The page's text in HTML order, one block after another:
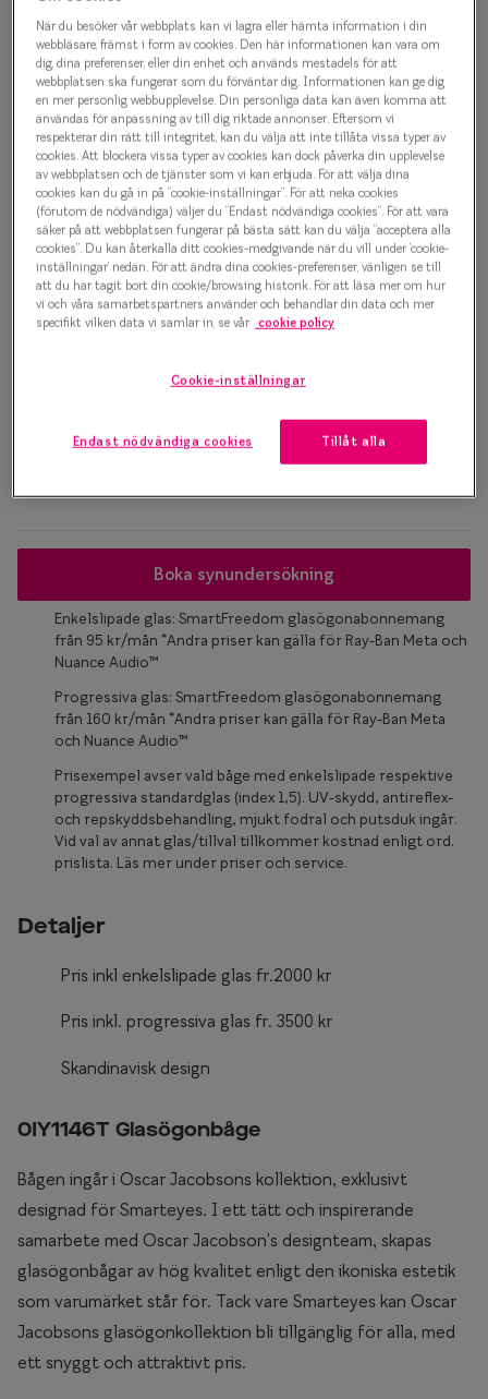
Taberg
Trender
Oscar Jacobson 0IY1146T 2
Glasögonbåge
1 500 kr
Välj färg:
Grå
120-126 mm
Boka synundersökning
Enkelslipade glas: SmartFreedom glasögonabonnemang
från 95 kr/mån *Andra priser kan gälla för Ray-Ban Meta och
Nuance Audio™
Progressiva glas: SmartFreedom glasögonabonnemang
från 160 kr/mån *Andra priser kan gälla för Ray-Ban Meta
och Nuance Audio™
Prisexempel avser vald båge med enkelslipade respektive
progressiva standardglas (index 1,5). UV-skydd, antireflex-
och repskyddsbehandling, mjukt fodral och putsduk ingår.
Vid val av annat glas/tillval tillkommer kostnad enligt ord.
prislista. Läs mer under priser och service.
Detaljer
Pris inkl enkelslipade glas fr.2000 kr
Pris inkl. progressiva glas fr. 3500 kr
Skandinavisk design
0IY1146T Glasögonbåge
Bågen ingår i Oscar Jacobsons kollektion, exklusivt
designad för Smarteyes. I ett tätt och inspirerande
samarbete med Oscar Jacobson's designteam, skapas
glasögonbågar av hög kvalitet enligt den ikoniska estetik
som varumärket står för. Tack vare Smarteyes kan Oscar
Jacobsons glasögonkollektion bli tillgänglig för alla, med
ett snyggt och attraktivt pris.
När du besöker vår webbplats kan vi lagra eller hämta information i din
webbläsare, främst i form av cookies. Den här informationen kan vara om
dig, dina preferenser, eller din enhet och används mestadels för att
webbplatsen ska fungerar som du förväntar dig. Informationen kan ge dig
en mer personlig webbupplevelse. Din personliga data kan även komma att
användas för anpassning av till dig riktade annonser. Eftersom vi
respekterar din rätt till integritet, kan du välja att inte tillåta vissa typer av
cookies. Att blockera vissa typer av cookies kan dock påverka din upplevelse
av webbplatsen och de tjänster som vi kan erbjuda. För att välja dina
cookies kan du gå in på ”cookie-inställningar”. För att neka cookies
(förutom de nödvändiga) väljer du ”Endast nödvändiga cookies”. För att vara
säker på att webbplatsen fungerar på bästa sätt kan du välja ”acceptera alla
cookies”. Du kan återkalla ditt cookies-medgivande när du vill under ’cookie-
inställningar’ nedan. För att ändra dina cookies-preferenser, vänligen se till
att du har tagit bort din cookie/browsing historik. För att läsa mer om hur
vi och våra samarbetspartners använder och behandlar din data och mer
specifikt vilken data vi samlar in, se vår cookie policy
Cookie-inställningar
Endast nödvändiga cookies Tillåt alla